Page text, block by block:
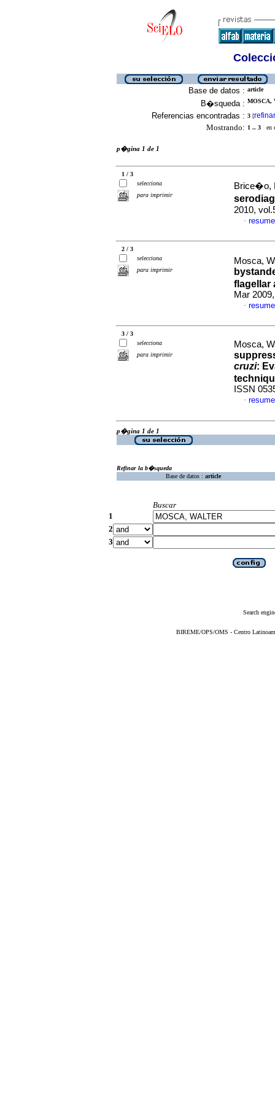
Base de datos : article
B�squeda : MOSCA,
Referencias encontradas : 3 [refinar
Mostrando: 1 .. 3 en
p�gina 1 de 1
1 / 3
selecciona
para imprimir
Brice�o,
2010,
·
2 / 3
selecciona
para imprimir
Mosca,
flagellar
Mar
·
3 / 3
selecciona
para imprimir
Mosca,
cruzi:
ISSN
·
p�gina 1 de 1
Refinar la b�squeda
Base de datos : article
Buscar
1
2
3
Search
BIREME/OPS/OMS - Centro